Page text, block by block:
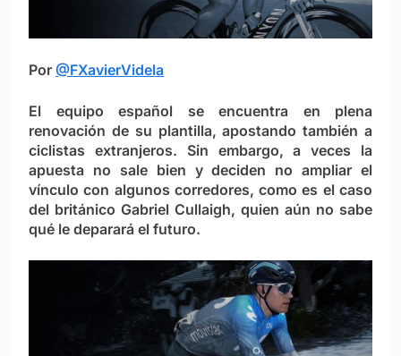
Por @FXavierVidela
El equipo español se encuentra en plena
renovación de su plantilla, apostando también a
ciclistas extranjeros. Sin embargo, a veces la
apuesta no sale bien y deciden no ampliar el
vínculo con algunos corredores, como es el caso
del británico Gabriel Cullaigh, quien aún no sabe
qué le deparará el futuro.